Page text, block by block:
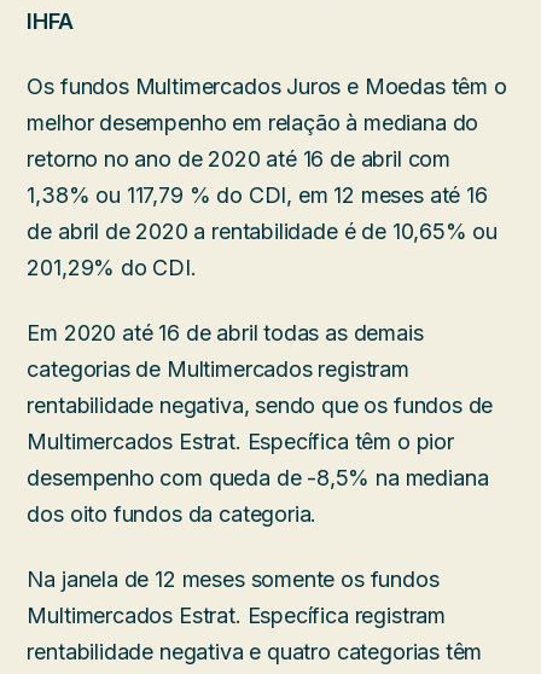
IHFA
Os fundos Multimercados Juros e Moedas têm o
melhor desempenho em relação à mediana do
retorno no ano de 2020 até 16 de abril com
1,38% ou 117,79 % do CDI, em 12 meses até 16
de abril de 2020 a rentabilidade é de 10,65% ou
201,29% do CDI.
Em 2020 até 16 de abril todas as demais
categorias de Multimercados registram
rentabilidade negativa, sendo que os fundos de
Multimercados Estrat. Específica têm o pior
desempenho com queda de -8,5% na mediana
dos oito fundos da categoria.
Na janela de 12 meses somente os fundos
Multimercados Estrat. Específica registram
rentabilidade negativa e quatro categorias têm